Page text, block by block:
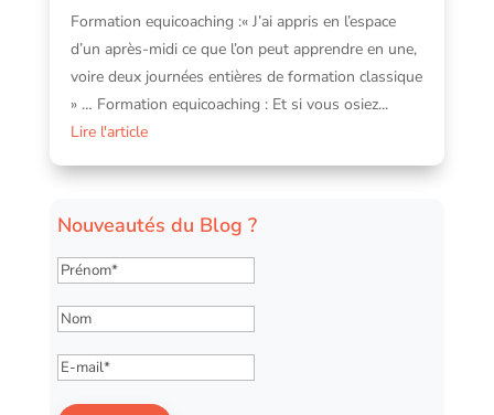
Formation equicoaching :« J’ai appris en l’espace
d’un après-midi ce que l’on peut apprendre en une,
voire deux journées entières de formation classique
» … Formation equicoaching : Et si vous osiez...
Lire l'article
Nouveautés du Blog ?